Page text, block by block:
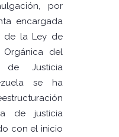
por
encargada
de la Ley de
del
de Justicia
se ha
de justicia
con el inicio